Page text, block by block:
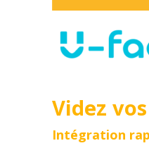
Videz
Intégration